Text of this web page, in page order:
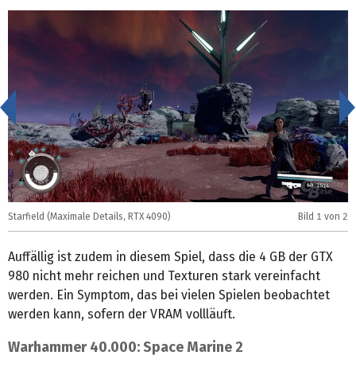
Starfield (Maximale Details, RTX 4090) Bild 1 von 2
<
Auffällig ist zudem in diesem Spiel, dass die 4 GB der GTX
980 nicht mehr reichen und Texturen stark vereinfacht
werden. Ein Symptom, das bei vielen Spielen beobachtet
werden kann, sofern der VRAM vollläuft.
Warhammer 40.000: Space Marine 2